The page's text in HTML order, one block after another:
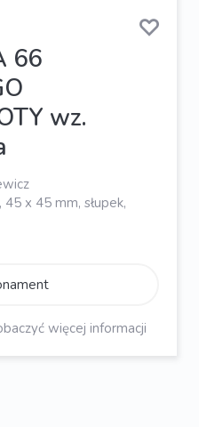
66
wz.
x 45 mm, słupek,
więcej informacji